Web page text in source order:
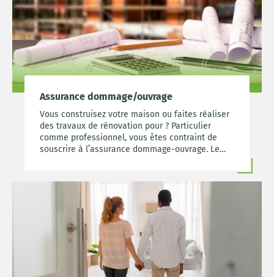
Assurance dommage/ouvrage
Vous construisez votre maison ou faites réaliser
des travaux de rénovation pour ? Particulier
comme professionnel, vous êtes contraint de
souscrire à l’assurance dommage-ouvrage. Le
et vient en complément de la garantie